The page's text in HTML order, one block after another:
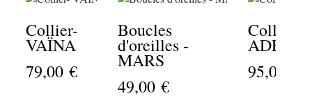
Collier-
VAÏNA
79,00 €
Boucles
d'oreilles -
MARS
49,00 €
Collier -
95,00 €